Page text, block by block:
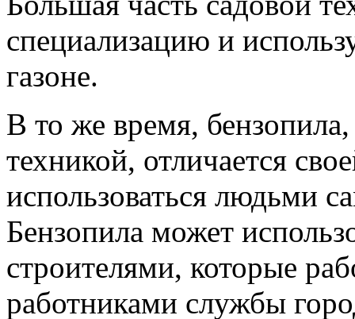
специализацию и
газоне.
В то же время, бензопила,
техникой, отличается
использоваться людьми
Бензопила может
строителями, которые
работниками службы